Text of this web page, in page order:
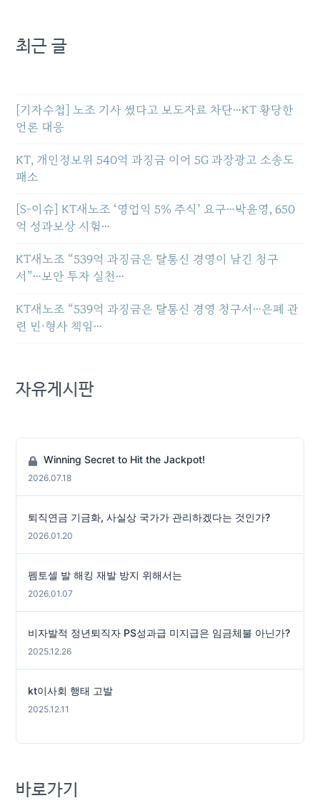
최근 글
[기자수첩] 노조 기사 썼다고 보도자료 차단…KT 황당한
언론 대응
KT, 개인정보위 540억 과징금 이어 5G 과장광고 소송도
패소
[S-이슈] KT새노조 ‘영업익 5% 주식’ 요구…박윤영, 650
억 성과보상 시험…
KT새노조 “539억 과징금은 탈통신 경영이 남긴 청구
서”…보안 투자 실천…
KT새노조 “539억 과징금은 탈통신 경영 청구서…은폐 관
련 민·형사 책임…
자유게시판
Winning Secret to Hit the Jackpot!
2026.07.18
퇴직연금 기금화, 사실상 국가가 관리하겠다는 것인가?
2026.01.20
펨토셀 발 해킹 재발 방지 위해서는
2026.01.07
비자발적 정년퇴직자 PS성과급 미지급은 임금체불 아닌가?
2025.12.26
kt이사회 행태 고발
2025.12.11
바로가기